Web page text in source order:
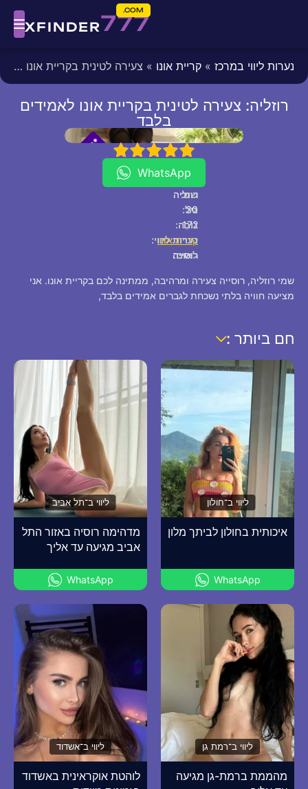
777
XFINDER
COM.
נערות ליווי במרכז » קריית אונו » צעירה לטינית בקריית אונו לאמידים בלבד
רוזליה: צעירה לטינית בקריית אונו לאמידים
בלבד
fixed
*
P
*
[/fixed]
5
WhatsApp
שם:
רוזליה
גיל:
30
גוֹבַה:
172
נערות ליווי:
קריית אונו
לאום:
רוסייה
שמי רוזליה, רוסייה צעירה ומרהיבה, ממתינה לכם בקריית אונו. אני
מציעה חוויה בלתי נשכחת לגברים אמידים בלבד,
חם ביותר :
ליווי ב־חולון
איכותית בחולון לביתך מלון
WhatsApp
ליווי ב־תל אביב
מדהימה רוסיה באזור התל
אביב מגיעה עד אליך
WhatsApp
ליווי ב־רמת גן
מהממת ברמת-גן מגיעה
ליווי ב־אשדוד
לוהטת אוקראינית באשדוד